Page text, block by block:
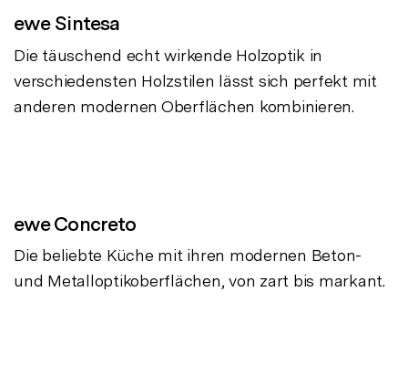
ewe Sintesa
Die täuschend echt wirkende Holzoptik in
verschiedensten Holzstilen lässt sich perfekt mit
anderen modernen Oberflächen kombinieren.
ewe Concreto
Die beliebte Küche mit ihren modernen Beton-
und Metalloptikoberflächen, von zart bis markant.